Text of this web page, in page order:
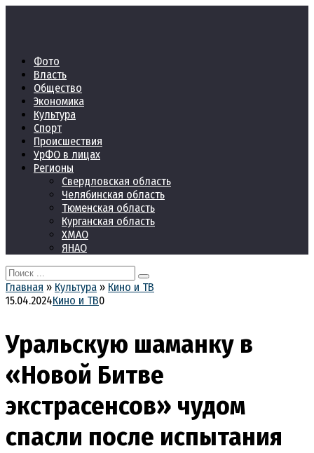
Фото
Власть
Общество
Экономика
Культура
Спорт
Происшествия
УрФО в лицах
Регионы
Свердловская область
Челябинская область
Тюменская область
Курганская область
ХМАО
ЯНАО
Search
for:
Главная » Культура » Кино и ТВ
15.04.2024Кино и ТВ0
Уральскую шаманку в
«Новой Битве
экстрасенсов» чудом
спасли после испытания